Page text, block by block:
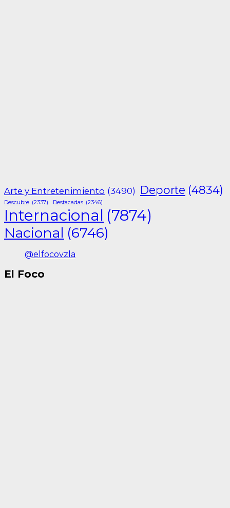
Arte y Entretenimiento (3490) Deporte (4834)
Descubre (2337) Destacadas (2346)
Internacional (7874)
Nacional (6746)
@elfocovzla
El Foco